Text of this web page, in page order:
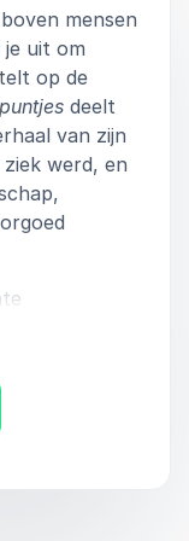
mensen
je uit om
op de
deelt
van zijn
werd, en
laat
wijzen of
door het
op
Kuiper